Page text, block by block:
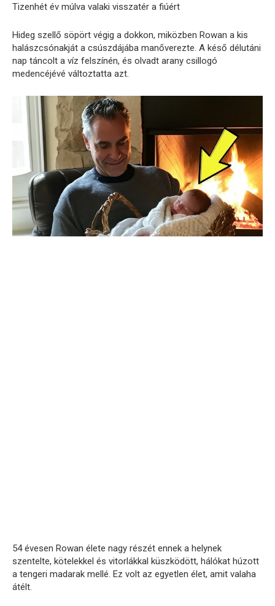
Tizenhét év múlva valaki visszatér a fiúért
Hideg szellő söpört végig a dokkon, miközben Rowan a kis
halászcsónakját a csúszdájába manőverezte. A késő délutáni
nap táncolt a víz felszínén, és olvadt arany csillogó
medencéjévé változtatta azt.
54 évesen Rowan élete nagy részét ennek a helynek
szentelte, kötelekkel és vitorlákkal küszködött, hálókat húzott
a tengeri madarak mellé. Ez volt az egyetlen élet, amit valaha
átélt.